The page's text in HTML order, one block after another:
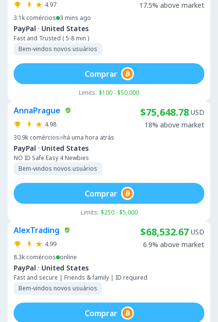
4.97
3.1k comércios 3 mins ago
PayPal · United States
Fast and Trusted ( 5-8 min )
Bem-vindos novos usuários
17.5% above market
Limits: $100 - $50,000
Comprar
AnnaPrague
4.98
30.9k comércios há uma hora atrás
PayPal · United States
NO ID Safe Easy 4 Newbies
Bem-vindos novos usuários
$75,648.78 USD
18% above market
Limits: $250 - $5,000
Comprar
AlexTrading
4.99
8.3k comércios online
PayPal · United States
Fast and secure | Friends & family | ID required
Bem-vindos novos usuários
$68,532.67 USD
6.9% above market
Comprar